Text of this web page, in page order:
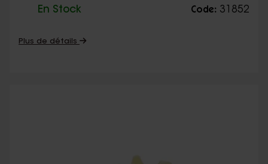
En Stock Code: 31852
Plus de détails